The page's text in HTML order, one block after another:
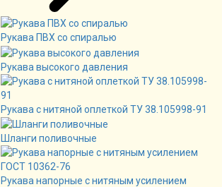
Рукава ПВХ со спиралью
Рукава высокого давления
Рукава с нитяной оплеткой ТУ 38.105998-91
Шланги поливочные
Рукава напорные с нитяным усилением